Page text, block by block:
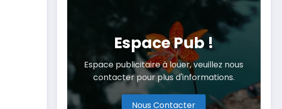
Espace Pub !
Espace publicitaire à louer, veuillez nous
contacter pour plus d'informations.
Nous Contacter